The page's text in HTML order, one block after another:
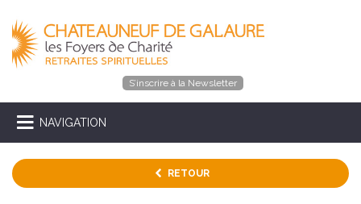
S’inscrire à la Newsletter
NAVIGATION
RETOUR